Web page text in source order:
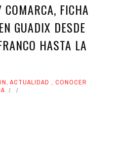
COMARCA, FICHA
GUADIX DESDE
HASTA LA
, ACTUALIDAD , CONOCER